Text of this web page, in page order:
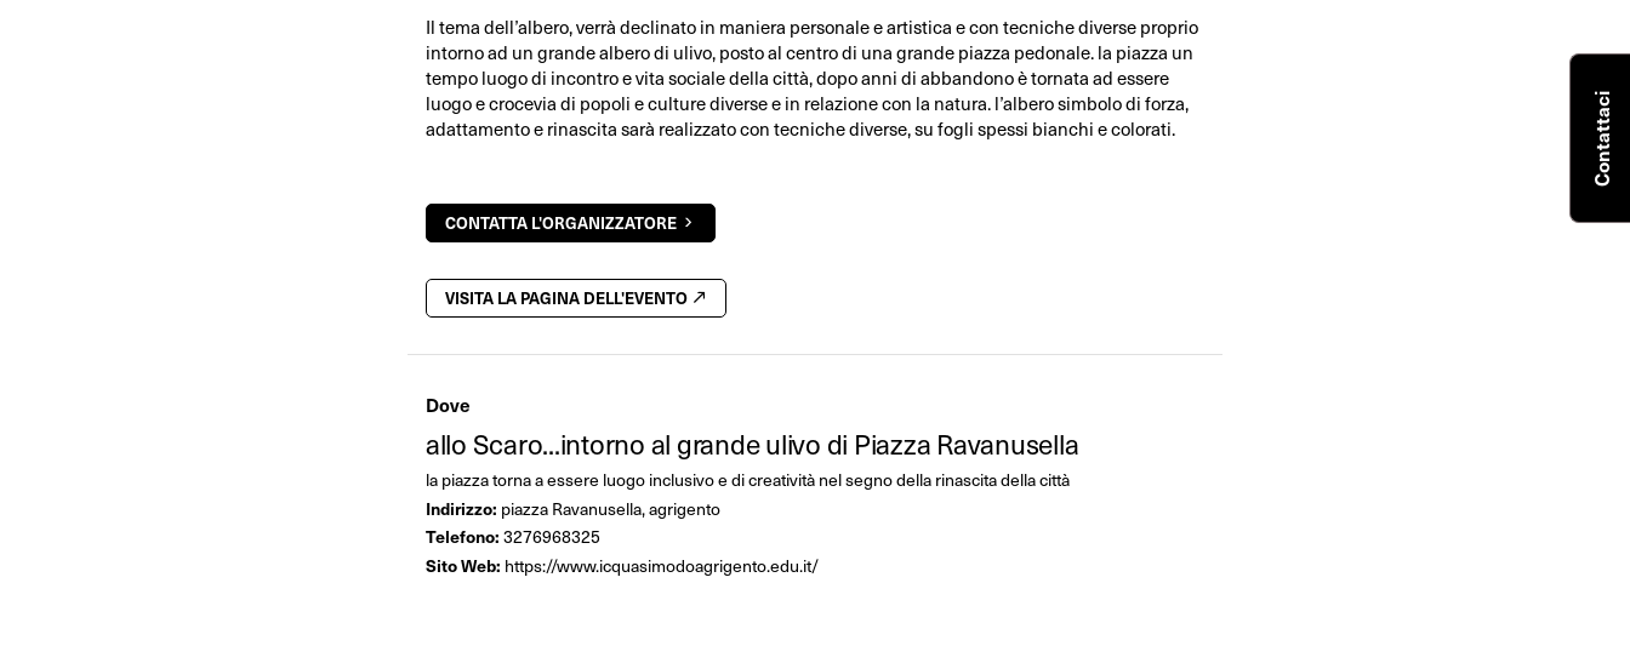
Il tema dell’albero, verrà declinato in maniera personale e artistica e con tecniche diverse proprio
intorno ad un grande albero di ulivo, posto al centro di una grande piazza pedonale. la piazza un
tempo luogo di incontro e vita sociale della città, dopo anni di abbandono è tornata ad essere
luogo e crocevia di popoli e culture diverse e in relazione con la natura. l’albero simbolo di forza,
adattamento e rinascita sarà realizzato con tecniche diverse, su fogli spessi bianchi e colorati.
CONTATTA L'ORGANIZZATORE
VISITA LA PAGINA DELL'EVENTO
Dove
allo Scaro...intorno al grande ulivo di Piazza Ravanusella
la piazza torna a essere luogo inclusivo e di creatività nel segno della rinascita della città
Indirizzo: piazza Ravanusella, agrigento
Telefono: 3276968325
Sito Web: https://www.icquasimodoagrigento.edu.it/
Contattaci